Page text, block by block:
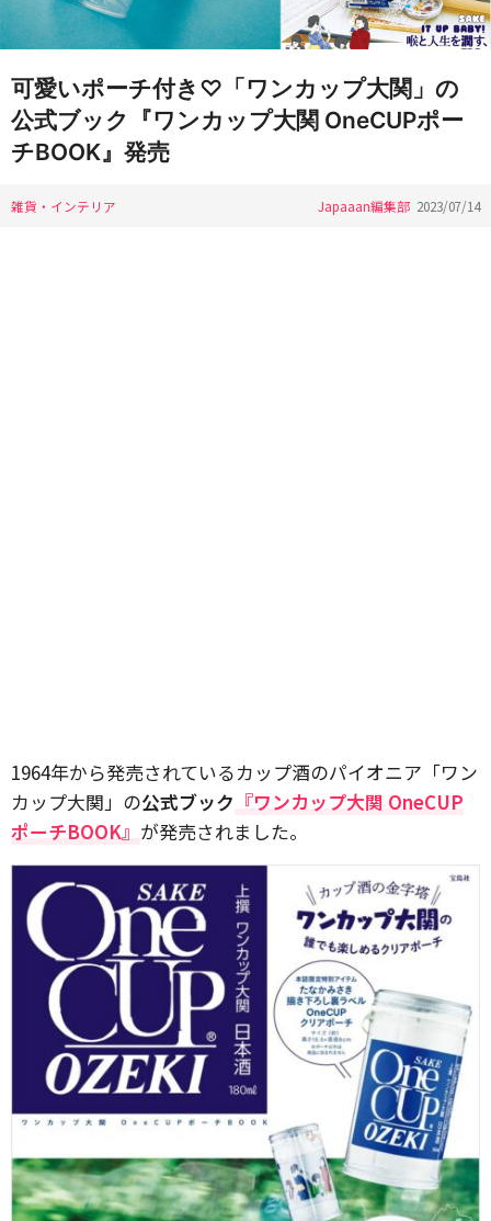
可愛いポーチ付き♡「ワンカップ大関」の
公式ブック『ワンカップ大関 OneCUPポー
チBOOK』発売
雑貨・インテリア Japaaan編集部 2023/07/14
1964年から発売されているカップ酒のパイオニア「ワン
カップ大関」の公式ブック 『ワンカップ大関 OneCUP
ポーチBOOK』 が発売されました。